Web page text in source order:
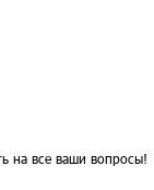
на все ваши вопросы!